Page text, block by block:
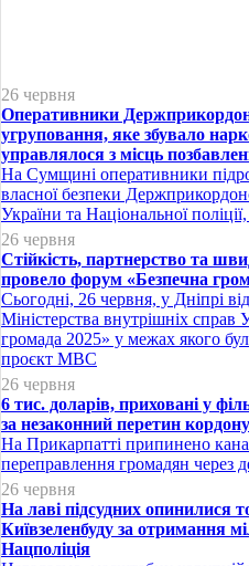
26 червня
Оперативники
угруповання, яке збувало
управлялося з місць
На Сумщині оперативники
власної безпеки
України та Національної
26 червня
Стійкість, партнерство та
провело форум «Безпечна
Сьогодні, 26 червня, у Дніпрі
Міністерства внутрішніх справ
громада 2025» у межах якого
проєкт МВС
26 червня
6 тис. доларів, приховані у
за незаконний перетин кордону
На Прикарпатті припинено
переправлення громадян через
26 червня
На лаві підсудних опинилися
Київзеленбуду за отримання
Нацполіція